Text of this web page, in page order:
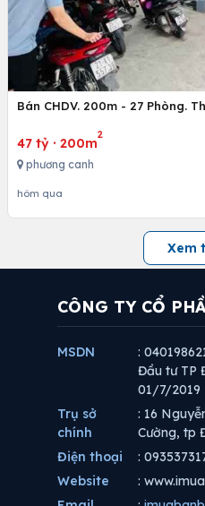
Bán CHDV. 200m - 27 Phòng.
47 tỷ · 200m
2
phương canh
hôm qua
Xem
CÔNG TY CỔ
MSDN
:
Đầu tư TP
01/7/2019
Trụ sở
chính
: 16
Cường, tp
Điện thoại
:
Website
: